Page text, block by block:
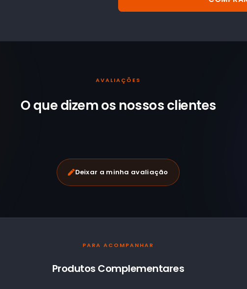
AVALIAÇÕES
O que dizem os nossosclientes
Deixar a minha avaliação
PARA ACOMPANHAR
Produtos Complementares